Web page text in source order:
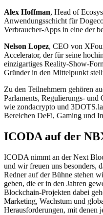
Alex Hoffman, Head of
Anwendungsschicht für
Verbraucher-Apps in eine der
Nelson Lopez, CEO von
Accelerator, der für seine
einzigartiges Reality-Show-
Gründer in den Mittelpunkt
Zu den Teilnehmern gehören
Parlaments, Regulierungs-
wie zondacrypto und
Bereichen DeFi, Gaming und
ICODA auf der
ICODA nimmt an der Next
und wir freuen uns besonders,
Redner auf der Bühne stehen
geben, die er in den Jahren
Blockchain-Projekten dabei
Marketing, Wachstum und
Herausforderungen, mit denen